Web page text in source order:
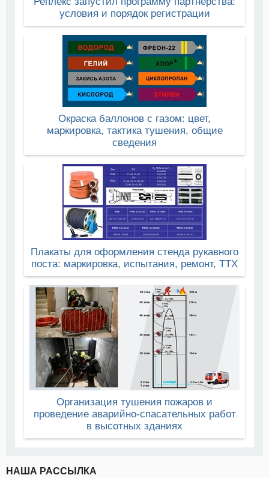
условия и порядок регистрации
Окраска баллонов с газом: цвет,
маркировка, тактика тушения, общие
сведения
Плакаты для оформления стенда рукавного
поста: маркировка, испытания, ремонт, ТТХ
Организация тушения пожаров и
проведение аварийно-спасательных работ
в высотных зданиях
НАША РАССЫЛКА